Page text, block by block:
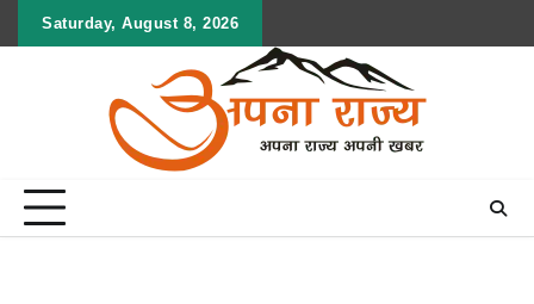
Saturday, August 8, 2026